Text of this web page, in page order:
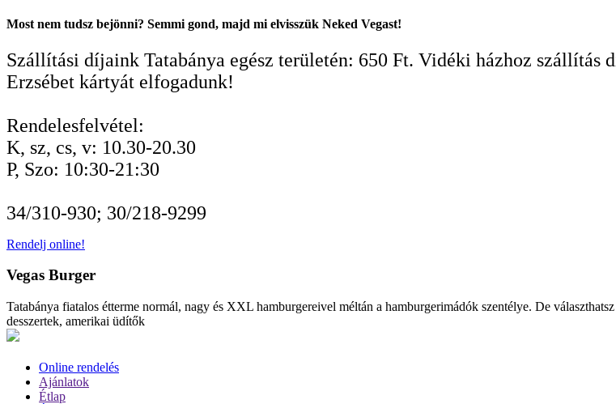
Most nem tudsz bejönni? Semmi gond, majd mi elvisszük Neked Vegast!
Szállítási díjaink Tatabánya egész területén: 650 Ft. Vidéki házhoz
Erzsébet kártyát elfogadunk!
Rendelesfelvétel:
K, sz, cs, v: 10.30-20.30
P, Szo: 10:30-21:30
34/310-930; 30/218-9299
Rendelj online!
Vegas Burger
Tatabánya fiatalos étterme normál, nagy és XXL hamburgereivel méltán a hamburgerimádók szentélye. De
desszertek, amerikai üdítők
Online rendelés
Ajánlatok
Étlap